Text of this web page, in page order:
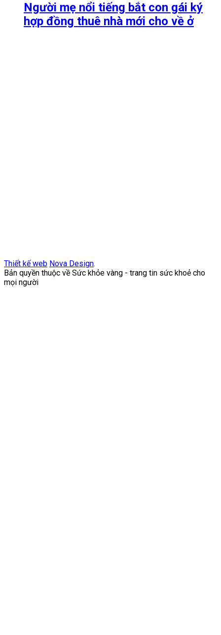
Người mẹ nổi tiếng bắt con gái ký
hợp đồng thuê nhà mới cho về ở
Thiết kế web Nova Design.
Bản quyền thuộc về Sức khỏe vàng - trang tin sức khoẻ cho
mọi người